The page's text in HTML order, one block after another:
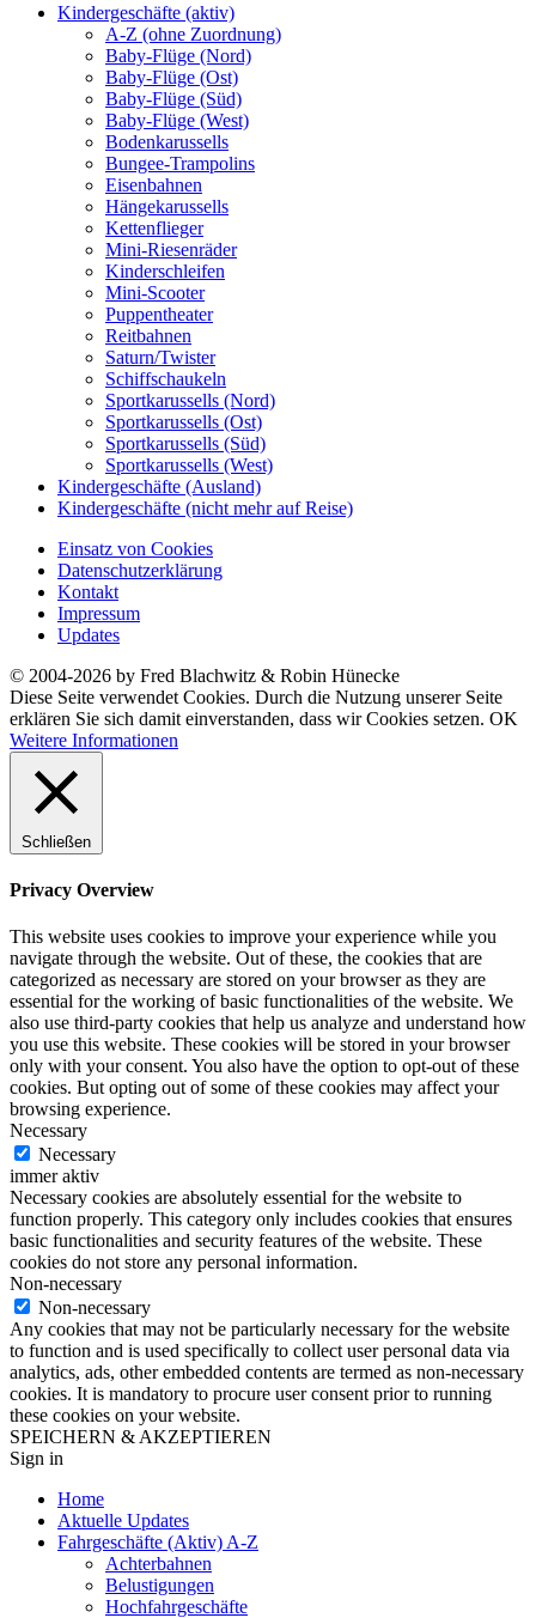
Kindergeschäfte (aktiv)
A-Z (ohne Zuordnung)
Baby-Flüge (Nord)
Baby-Flüge (Ost)
Baby-Flüge (Süd)
Baby-Flüge (West)
Bodenkarussells
Bungee-Trampolins
Eisenbahnen
Hängekarussells
Kettenflieger
Mini-Riesenräder
Kinderschleifen
Mini-Scooter
Puppentheater
Reitbahnen
Saturn/Twister
Schiffschaukeln
Sportkarussells (Nord)
Sportkarussells (Ost)
Sportkarussells (Süd)
Sportkarussells (West)
Kindergeschäfte (Ausland)
Kindergeschäfte (nicht mehr auf Reise)
Einsatz von Cookies
Datenschutzerklärung
Kontakt
Impressum
Updates
© 2004-2026 by Fred Blachwitz & Robin Hünecke
Diese Seite verwendet Cookies. Durch die Nutzung unserer Seite
erklären Sie sich damit einverstanden, dass wir Cookies setzen. OK
Weitere Informationen
Schließen
Privacy Overview
This website uses cookies to improve your experience while you
navigate through the website. Out of these, the cookies that are
categorized as necessary are stored on your browser as they are
essential for the working of basic functionalities of the website. We
also use third-party cookies that help us analyze and understand how
you use this website. These cookies will be stored in your browser
only with your consent. You also have the option to opt-out of these
cookies. But opting out of some of these cookies may affect your
browsing experience.
Necessary
Necessary
immer aktiv
Necessary cookies are absolutely essential for the website to
function properly. This category only includes cookies that ensures
basic functionalities and security features of the website. These
cookies do not store any personal information.
Non-necessary
Non-necessary
Any cookies that may not be particularly necessary for the website
to function and is used specifically to collect user personal data via
analytics, ads, other embedded contents are termed as non-necessary
cookies. It is mandatory to procure user consent prior to running
these cookies on your website.
SPEICHERN & AKZEPTIEREN
Sign in
Home
Aktuelle Updates
Fahrgeschäfte (Aktiv) A-Z
Achterbahnen
Belustigungen
Hochfahrgeschäfte